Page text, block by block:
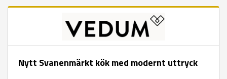
Nytt Svanenmärkt kök med modernt uttryck